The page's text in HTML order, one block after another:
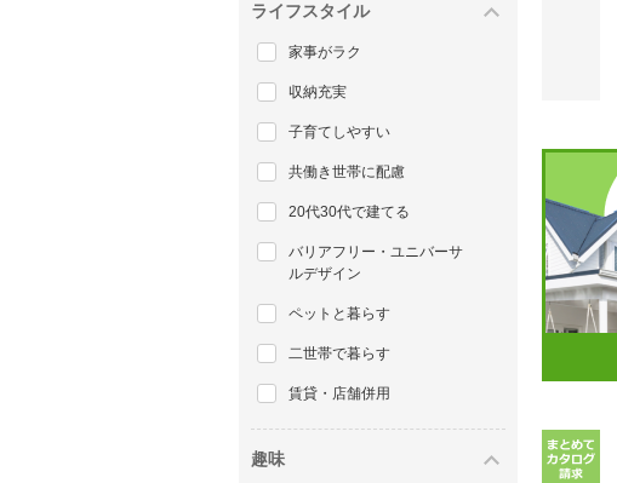
ライフスタイル
家事がラク
収納充実
子育てしやすい
共働き世帯に配慮
20代30代で建てる
バリアフリー・ユニバーサ
ルデザイン
ペットと暮らす
二世帯で暮らす
賃貸・店舗併用
趣味